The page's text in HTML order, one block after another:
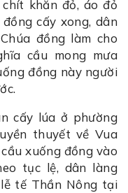
khăn đỏ, áo đỏ
cấy xong, dân
đồng làm cho
cầu mong mưa
đồng này người
lúa ở phường
thuyết về Vua
xuống đồng vào
tục lệ, dân làng
tế Thần Nông tại